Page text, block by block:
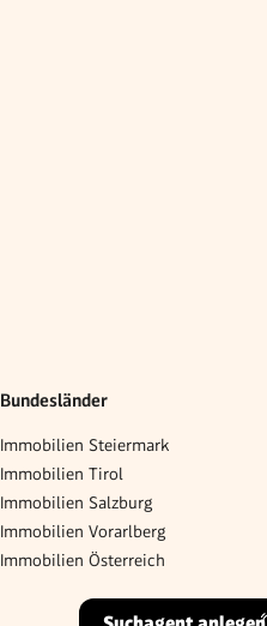
Bundesländer
Immobilien Steiermark
Immobilien Tirol
Immobilien Salzburg
Immobilien Vorarlberg
Immobilien Österreich